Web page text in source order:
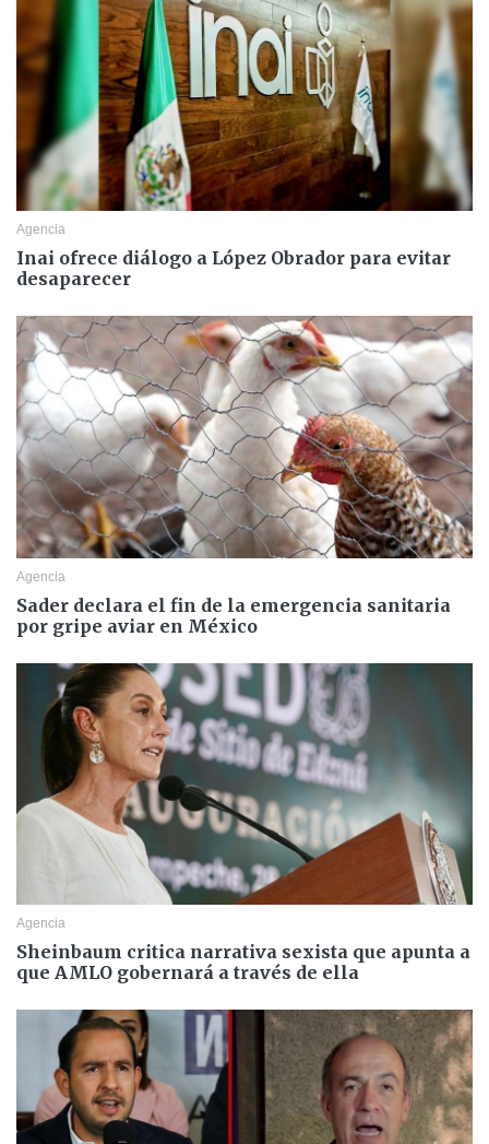
Agencia
Inai ofrece diálogo a López Obrador para evitar
desaparecer
Agencia
Sader declara el fin de la emergencia sanitaria
por gripe aviar en México
Agencia
Sheinbaum critica narrativa sexista que apunta a
que AMLO gobernará a través de ella